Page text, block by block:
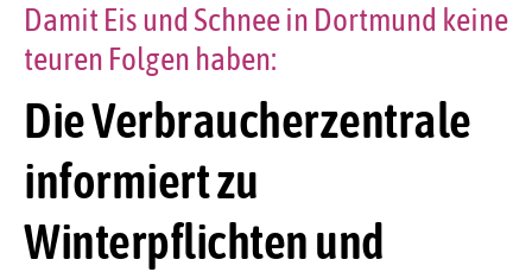
Die Verbraucherzentrale
informiert zu
Winterpflichten und
Damit Eis und Schnee in Dortmund keine
teuren Folgen haben: